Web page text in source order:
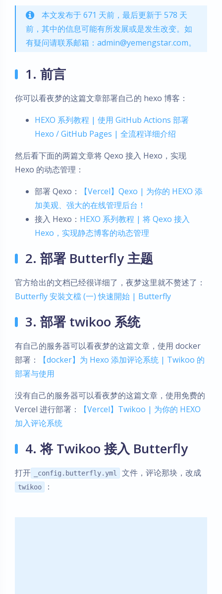
本文发布于 671 天前，最后更新于 578 天
前，其中的信息可能有所发展或是发生改变。如
有疑问请联系邮箱：admin@yemengstar.com。
1. 前言
你可以看夜梦的这篇文章部署自己的 hexo 博客：
HEXO 系列教程 | 使用 GitHub Actions 部署
Hexo / GitHub Pages | 全流程详细介绍
然后看下面的两篇文章将 Qexo 接入 Hexo，实现
Hexo 的动态管理：
部署 Qexo：
【Vercel】Qexo | 为你的 HEXO 添
加美观、强大的在线管理后台！
接入 Hexo： HEXO 系列教程 | 将 Qexo 接入
Hexo，实现静态博客的动态管理
2. 部署 Butterfly 主题
官方给出的文档已经很详细了，夜梦这里就不赘述了：
Butterfly 安裝文檔 (一) 快速開始 | Butterfly
3. 部署 twikoo 系统
有自己的服务器可以看夜梦的这篇文章，使用 docker
部署：
【docker】为 Hexo 添加评论系统 | Twikoo 的
部署与使用
没有自己的服务器可以看夜梦的这篇文章，使用免费的
Vercel 进行部署：
【Vercel】Twikoo | 为你的 HEXO
加入评论系统
4. 将 Twikoo 接入 Butterfly
打开 _config.butterfly.yml 文件，评论那块，改成
twikoo ：